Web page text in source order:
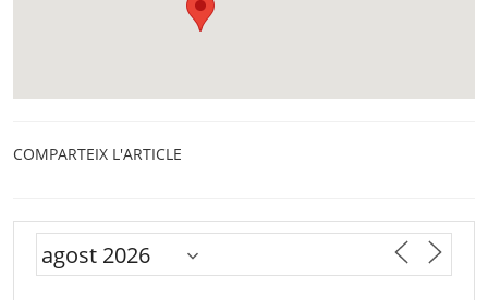
COMPARTEIX L'ARTICLE